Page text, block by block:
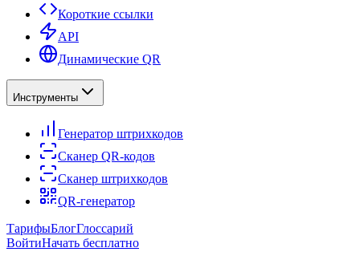
Короткие ссылки
API
Динамические QR
Инструменты
Генератор штрихкодов
Сканер QR-кодов
Сканер штрихкодов
QR-генератор
ТарифыБлогГлоссарий
ВойтиНачать бесплатно